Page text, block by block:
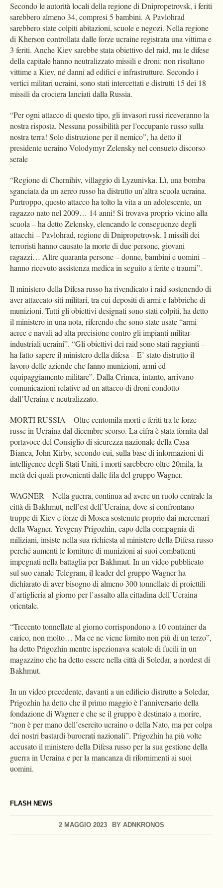
FLASH NEWS
2 MAGGIO 2023 BY ADNKRONOS
Secondo le autorità locali della regione di Dnipropetrovsk, i feriti
sarebbero almeno 34, compresi 5 bambini. A Pavlohrad
sarebbero state colpiti abitazioni, scuole e negozi. Nella regione
di Kherson controllata dalle forze ucraine registrata una vittima e
3 feriti. Anche Kiev sarebbe stata obiettivo del raid, ma le difese
della capitale hanno neutralizzato missili e droni: non risultano
vittime a Kiev, né danni ad edifici e infrastrutture. Secondo i
vertici militari ucraini, sono stati intercettati e distrutti 15 dei 18
missili da crociera lanciati dalla Russia.
“Per ogni attacco di questo tipo, gli invasori russi riceveranno la
nostra risposta. Nessuna possibilità per l’occupante russo sulla
nostra terra! Solo distruzione per il nemico”, ha detto il
presidente ucraino Volodymyr Zelensky nel consueto discorso
serale
“Regione di Chernihiv, villaggio di Lyzunivka. Lì, una bomba
sganciata da un aereo russo ha distrutto un’altra scuola ucraina.
Purtroppo, questo attacco ha tolto la vita a un adolescente, un
ragazzo nato nel 2009… 14 anni! Si trovava proprio vicino alla
scuola – ha detto Zelensky, elencando le conseguenze degli
attacchi – Pavlohrad, regione di Dnipropetrovsk. I missili dei
terroristi hanno causato la morte di due persone, giovani
ragazzi… Altre quaranta persone – donne, bambini e uomini –
hanno ricevuto assistenza medica in seguito a ferite e traumi”.
Il ministero della Difesa russo ha rivendicato i raid sostenendo di
aver attaccato siti militari, tra cui depositi di armi e fabbriche di
munizioni. Tutti gli obiettivi designati sono stati colpiti, ha detto
il ministero in una nota, riferendo che sono state usate “armi
aeree e navali ad alta precisione contro gli impianti militar-
industriali ucraini”. “Gli obiettivi dei raid sono stati raggiunti –
ha fatto sapere il ministero della difesa – E’ stato distrutto il
lavoro delle aziende che fanno munizioni, armi ed
equipaggiamento militare”. Dalla Crimea, intanto, arrivano
comunicazioni relative ad un attacco di droni condotto
dall’Ucraina e neutralizzato.
MORTI RUSSIA – Oltre centomila morti e feriti tra le forze
russe in Ucraina dal dicembre scorso. La cifra è stata fornita dal
portavoce del Consiglio di sicurezza nazionale della Casa
Bianca, John Kirby, secondo cui, sulla base di informazioni di
intelligence degli Stati Uniti, i morti sarebbero oltre 20mila, la
metà dei quali provenienti dalle fila del gruppo Wagner.
WAGNER – Nella guerra, continua ad avere un ruolo centrale la
città di Bakhmut, nell’est dell’Ucraina, dove si confrontano
truppe di Kiev e forze di Mosca sostenute proprio dai mercenari
della Wagner. Yevgeny Prigozhin, capo della compagnia di
miliziani, insiste nella sua richiesta al ministero della Difesa russo
perché aumenti le forniture di munizioni ai suoi combattenti
impegnati nella battaglia per Bakhmut. In un video pubblicato
sul suo canale Telegram, il leader del gruppo Wagner ha
dichiarato di aver bisogno di almeno 300 tonnellate di proiettili
d’artiglieria al giorno per l’assalto alla cittadina dell’Ucraina
orientale.
“Trecento tonnellate al giorno corrispondono a 10 container da
carico, non molto… Ma ce ne viene fornito non più di un terzo”,
ha detto Prigozhin mentre ispezionava scatole di fucili in un
magazzino che ha detto essere nella città di Soledar, a nordest di
Bakhmut.
In un video precedente, davanti a un edificio distrutto a Soledar,
Prigozhin ha detto che il primo maggio è l’anniversario della
fondazione di Wagner e che se il gruppo è destinato a morire,
“non è per mano dell’esercito ucraino o della Nato, ma per colpa
dei nostri bastardi burocrati nazionali”. Prigozhin ha più volte
accusato il ministero della Difesa russo per la sua gestione della
guerra in Ucraina e per la mancanza di rifornimenti ai suoi
uomini.